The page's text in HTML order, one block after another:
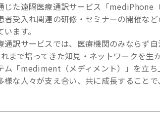
じた遠隔医療通訳サービス「mediPhone
者受入れ関連の研修・セミナーの開催な
ます。
訳サービスでは、医療機関のみならず自
まで培ってきた知見・ネットワークを
ム「mediment（メディメント）」を立ち
な人々が支え合い、共に成長すること